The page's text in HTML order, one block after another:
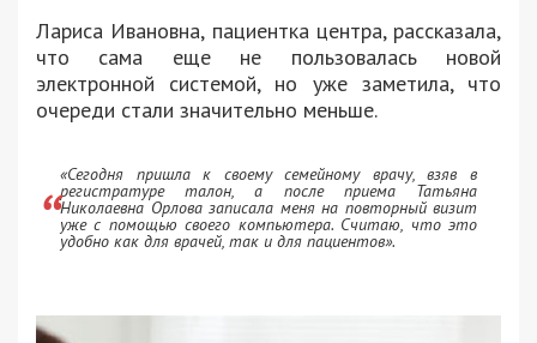
Лариса Ивановна, пациентка центра, рассказала,
что сама еще не пользовалась новой
электронной системой, но уже заметила, что
очереди стали значительно меньше.
«Сегодня пришла к своему семейному врачу, взяв в
регистратуре талон, а после приема Татьяна
Николаевна Орлова записала меня на повторный визит
уже с помощью своего компьютера. Считаю, что это
удобно как для врачей, так и для пациентов».